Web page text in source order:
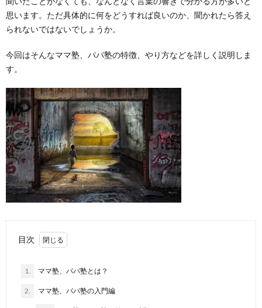
思います。ただ具体的に何をどうすれば良いのか、聞かれたら答え
られないではないでしょうか。
今回はそんなママ塾、パパ塾の特徴、やり方などを詳しく説明しま
す。
目次
1. ママ塾、パパ塾とは？
2. ママ塾、パパ塾の入門編